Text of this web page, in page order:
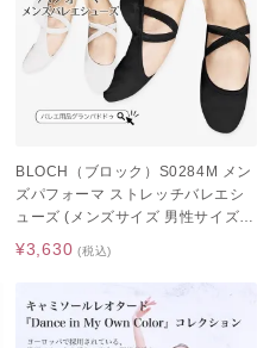
BLOCH（ブロック）S0284M メン
ズパフォーマ ストレッチバレエシ
ューズ (メンズサイズ 男性サイズ /
ストレッチバレエシューズ / ブラッ
ク / ホワイト)
¥3,630 (税込)